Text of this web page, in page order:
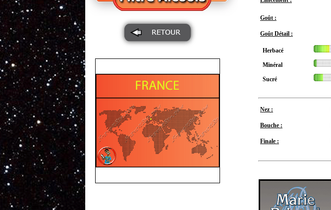
Goût :
Goût Détail :
Herbacé
Minéral
Sucré
Nez :
Bouche :
Finale :